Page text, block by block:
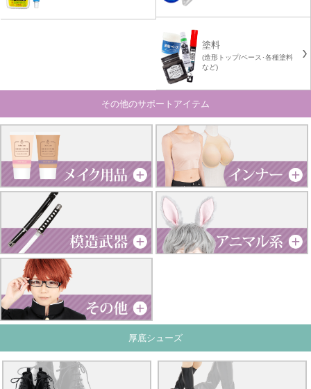
塗料
(造形トップ/ベース･各種塗料
など)
その他のサポートアイテム
厚底シューズ